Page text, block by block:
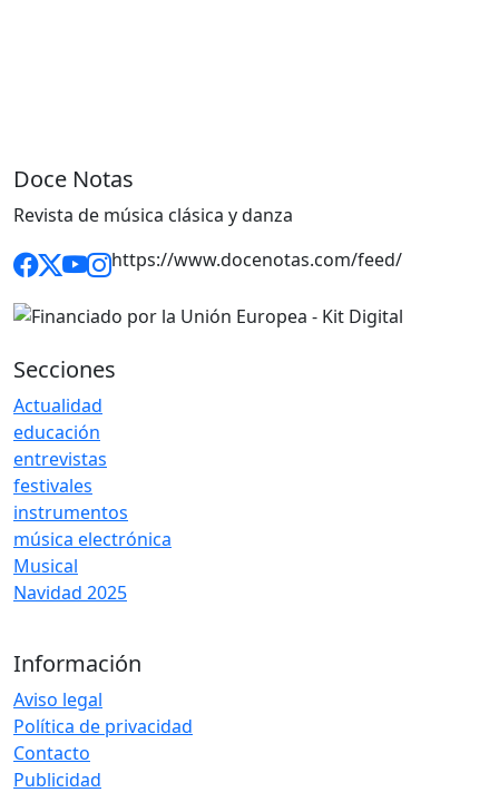
Doce Notas
Revista de música clásica y danza
https://www.docenotas.com/feed/
Secciones
Actualidad
educación
entrevistas
festivales
instrumentos
música electrónica
Musical
Navidad 2025
Información
Aviso legal
Política de privacidad
Contacto
Publicidad